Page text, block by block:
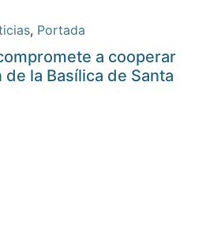
, Portada
a cooperar
la Basílica de Santa